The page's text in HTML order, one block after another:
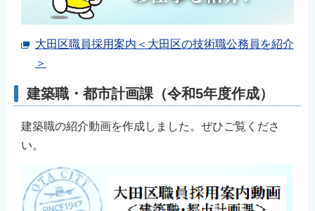
大田区職員採用案内＜大田区の技術職公務員を紹介
＞
建築職・都市計画課（令和5年度作成）
建築職の紹介動画を作成しました。ぜひご覧くださ
い。